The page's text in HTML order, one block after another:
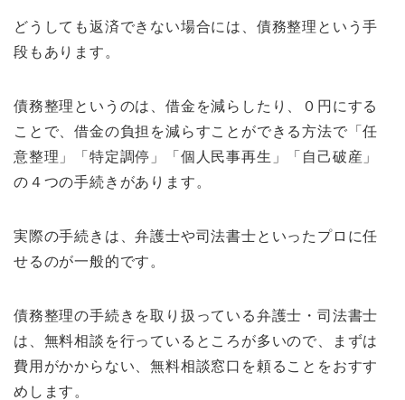
どうしても返済できない場合には、債務整理という手
段もあります。
債務整理というのは、借金を減らしたり、０円にする
ことで、借金の負担を減らすことができる方法で「任
意整理」「特定調停」「個人民事再生」「自己破産」
の４つの手続きがあります。
実際の手続きは、弁護士や司法書士といったプロに任
せるのが一般的です。
債務整理の手続きを取り扱っている弁護士・司法書士
は、無料相談を行っているところが多いので、まずは
費用がかからない、無料相談窓口を頼ることをおすす
めします。